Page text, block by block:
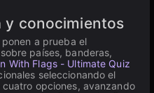
y conocimientos
a prueba el
países, banderas,
With Flags - Ultimate Quiz
seleccionando el
opciones, avanzando